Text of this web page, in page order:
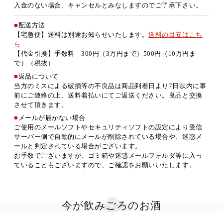
入金のない場合、キャンセルとみなしますのでご了承下さい。
■配送方法
【宅急便】送料は別途お知らせいたします。送料の目安はこち
ら
【代金引換】手数料 300円（3万円まで）500円（10万円ま
で）（税抜）
■返品について
当方のミスによる破損等の不良品は商品到着日より7日以内に事
前にご連絡の上、送料着払いにてご返送ください。良品と交換
させて頂きます。
■ メールが届かない場合
ご使用のメールソフトやセキュリティソフトの設定により受信
サーバー側で自動的にメールが削除されている場合や、迷惑メ
ールと判定されている場合がございます。
お手数でございますが、ゴミ箱や迷惑メールフォルダ等に入っ
ていることもございますので、ご確認をお願いいたします。
今が飲みごろのお酒